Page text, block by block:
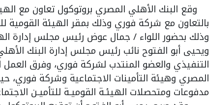
وقع البنك الأهلي المصري بروتوكول تعاون مع
بالتعاون مع شركة فوري وذلك بمقر الهيئة القومية
وذلك بحضور اللواء / جمال عوض رئيس مجلس إدارة
ويحيى أبو الفتوح نائب رئيس مجلس إدارة البنك
التنفيذي والعضو المنتدب لشركة فوري، وفرق
المصري وهيئة التأمينات الاجتماعية وشركة
مدفوعات ومتحصلات الهيئـة القوميـة للتأميـن